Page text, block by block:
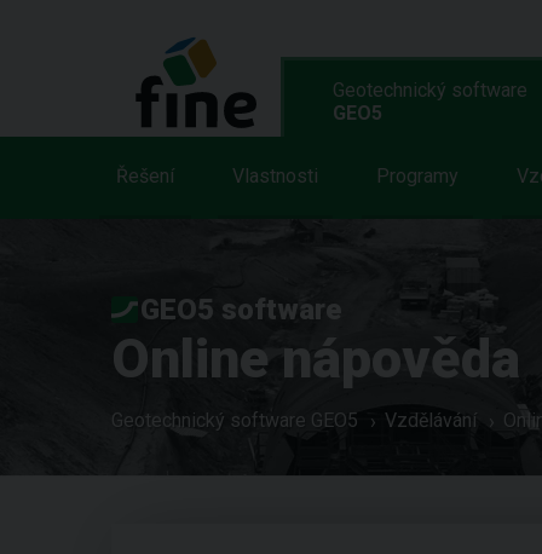
Geotechnický software
GEO5
Řešení Vlastnosti Programy
GEO5 software
Online nápověda
Geotechnický software GEO5 Vzdělávání